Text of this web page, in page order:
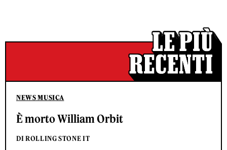
NEWS MUSICA
È morto William Orbit
DI ROLLING STONE IT